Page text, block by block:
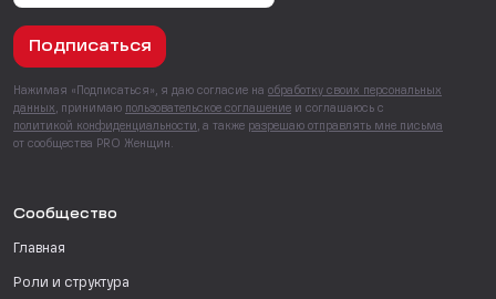
Подписаться
Нажимая «Подписаться», я даю согласие на обработку своих персональных
данных , принимаю пользовательское соглашение и соглашаюсь с
политикой конфиденциальности , а также разрешаю отправлять мне письма
от сообщества PRO Женщин.
Сообщество
Главная
Роли и структура